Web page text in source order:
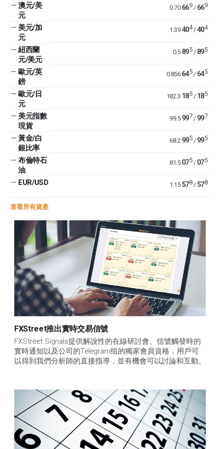
— 澳元/美
元
0.70 669/ 669
— 美元/加
元
1.39 404/404
— 紐西蘭
元/美元
0.5 895/ 895
— 歐元/英
鎊
0.856 645/ 645
— 歐元/日
元
182.3 185/ 185
— 美元指數
現貨
99.5 997 / 997
— 黃金/白
銀比率
68.2 995/ 995
— 布倫特石
油
81.5 075/ 075
— EUR/USD 1.15 578/ 578
查看所有資產
FXStreet推出實時交易信號
FXStreet Signals提供解說性的在線研討會、信號觸發時的
實時通知以及公司的Telegram组的獨家會員資格，用戶可
以得到我們分析師的直接指導，並有機會可以討論和互動。